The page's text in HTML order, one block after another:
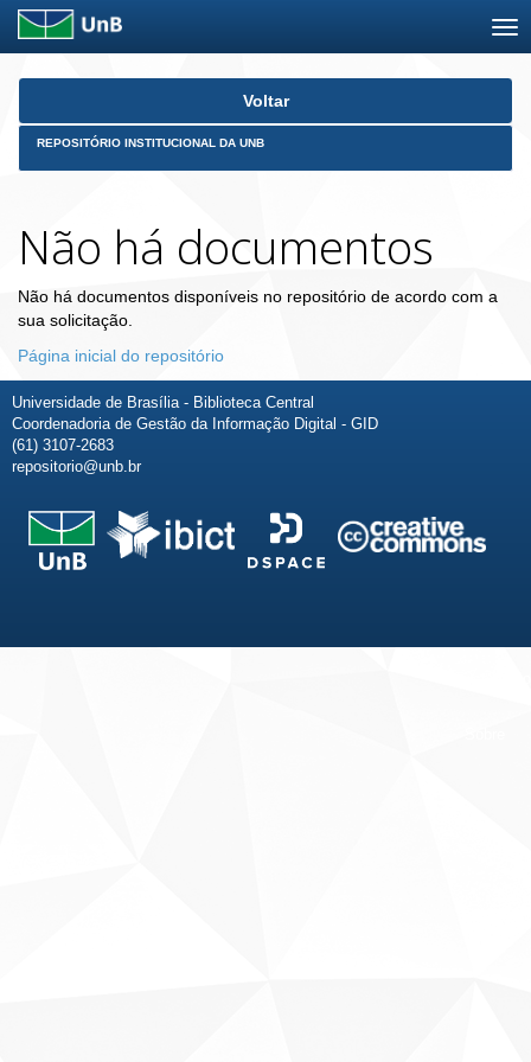
Skip
Voltar
REPOSITÓRIO INSTITUCIONAL DA UNB
Não há documentos
Não há documentos disponíveis no repositório de acordo com a
sua solicitação.
Página inicial do repositório
Universidade de Brasília - Biblioteca Central
Coordenadoria de Gestão da Informação Digital - GID
(61) 3107-2683
repositorio@unb.br